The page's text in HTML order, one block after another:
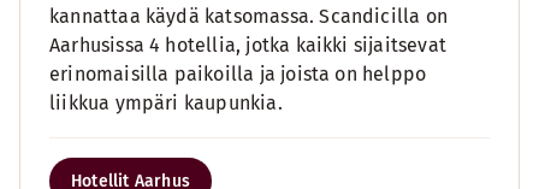
kannattaa käydä katsomassa. Scandicilla on
Aarhusissa 4 hotellia, jotka kaikki sijaitsevat
erinomaisilla paikoilla ja joista on helppo
liikkua ympäri kaupunkia.
Hotellit Aarhus